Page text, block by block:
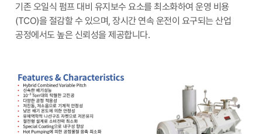
기존 오일식 펌프 대비 유지보수 요소를 최소화하여 운영 비용
(TCO)을 절감할 수 있으며, 장시간 연속 운전이 요구되는 산업
공정에서도 높은 신뢰성을 제공합니다.